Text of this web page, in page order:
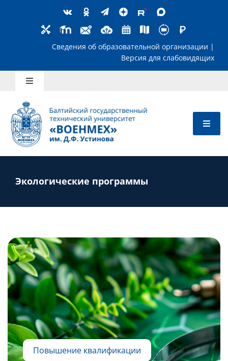
Сведения об образовательной
Toggle
Школьникам
Абитуриентам
Преподавателям
Слушателям
Партнерам
НИОКР
Экологические программы
Повышение квалификации